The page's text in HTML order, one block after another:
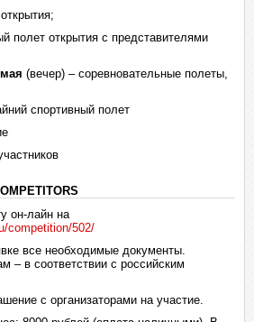
полет открытия с представителями
(вечер) – соревновательные полеты,
спортивный полет
он-лайн на
competition/502/
все необходимые документы.
– в соответствии с российским
с организаторами на участие.